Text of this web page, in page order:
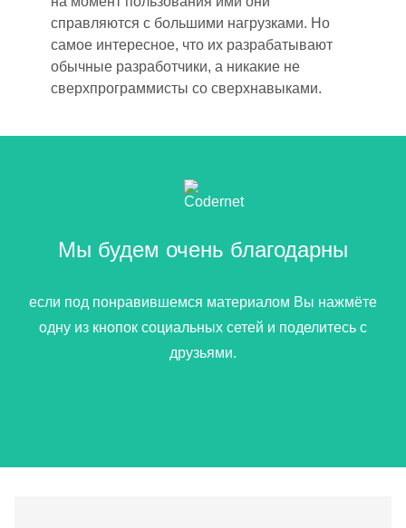
справляются с большими нагрузками. Но
самое интересное, что их разрабатывают
обычные разработчики, а никакие не
сверхпрограммисты со сверхнавыками.
Мы будем очень благодарны
если под понравившемся материалом Вы нажмёте
одну из кнопок социальных сетей и поделитесь с
друзьями.